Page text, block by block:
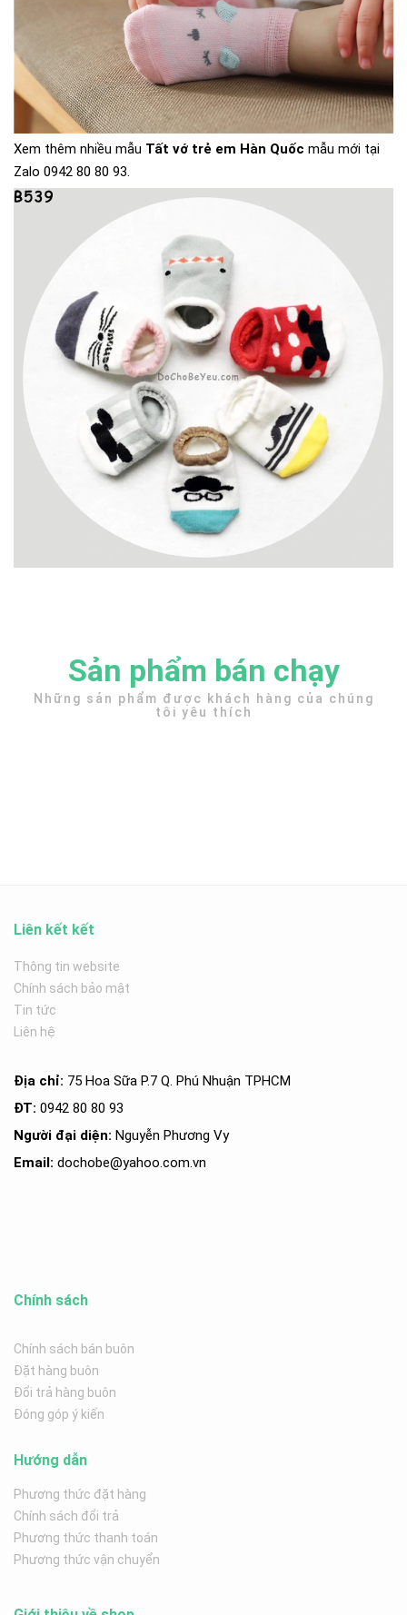
Xem thêm nhiều mẫu Tất vớ trẻ em Hàn Quốc mẫu mới tại
Zalo 0942 80 80 93.
Sản phẩm bán chạy
Những sản phẩm được khách hàng của chúng
tôi yêu thích
Liên kết kết
Thông tin website
Chính sách bảo mật
Tin tức
Liên hệ
Địa chỉ: 75 Hoa Sữa P.7 Q. Phú Nhuận TPHCM
ĐT: 0942 80 80 93
Người đại diện: Nguyễn Phương Vy
Email: dochobe@yahoo.com.vn
Chính sách
Chính sách bán buôn
Đặt hàng buôn
Đổi trả hàng buôn
Đóng góp ý kiến
Hướng dẫn
Phương thức đặt hàng
Chính sách đổi trả
Phương thức thanh toán
Phương thức vận chuyển